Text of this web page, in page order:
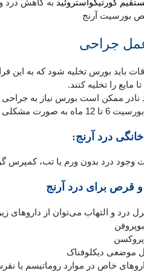
کورتیکواستروئید به کاهش درد
جراحی
باید بورس تخلیه شود که به
مایع را تخلیه کنند.
نادر ممکن است بورس نیاز به
پزشک ممکن است جراحی را برای بیمار توصیه کند.
درد آرنج:
وجود درد بدون ورم یا تب، کمپرس
و قرص برای درد آرنج
درد و التهاب می‌توان از داروهای
موضعی دیکلوفناک
خاص در موارد روماتیسم یا